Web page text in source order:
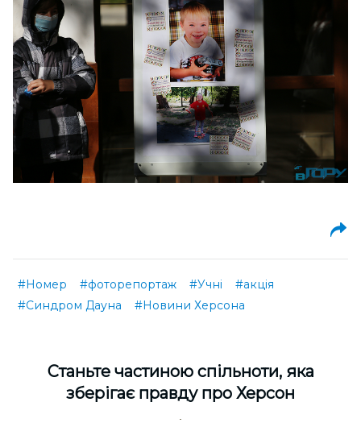
#Номер #фоторепортаж #Учні
#акція
#Синдром Дауна
#Новини Херсона
Cтаньте частиною спільноти, яка
зберігає правду про Херсон